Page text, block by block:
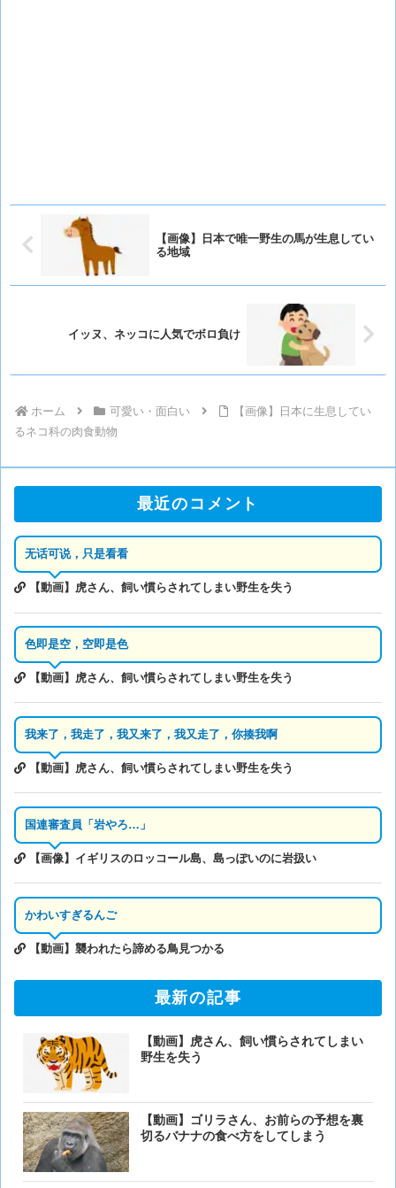
【画像】日本で唯一野生の馬が生息してい
る地域
イッヌ、ネッコに人気でボロ負け
ホーム 可愛い・面白い
【画像】日本に生息してい
るネコ科の肉食動物
最近のコメント
无话可说，只是看看
【動画】虎さん、飼い慣らされてしまい野生を失う
色即是空，空即是色
【動画】虎さん、飼い慣らされてしまい野生を失う
我来了，我走了，我又来了，我又走了，你揍我啊
【動画】虎さん、飼い慣らされてしまい野生を失う
国連審査員「岩やろ…」
【画像】イギリスのロッコール島、島っぽいのに岩扱い
かわいすぎるんご
【動画】襲われたら諦める鳥見つかる
最新の記事
【動画】虎さん、飼い慣らされてしまい
野生を失う
【動画】ゴリラさん、お前らの予想を裏
切るバナナの食べ方をしてしまう